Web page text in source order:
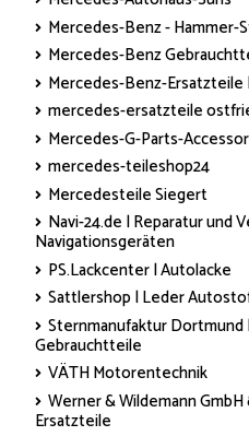
Mercedes-Benz - Hammer-
Mercedes-Benz
Mercedes-Benz-Ersatzteile
mercedes-ersatzteile
Mercedes-G-Parts-
mercedes-teileshop24
Mercedesteile Siegert
Navi-24.de | Reparatur und
Navigationsgeräten
PS.Lackcenter | Autolacke
Sattlershop | Leder
Sternmanufaktur
Gebrauchtteile
VÄTH Motorentechnik
Werner & Wildemann
Ersatzteile